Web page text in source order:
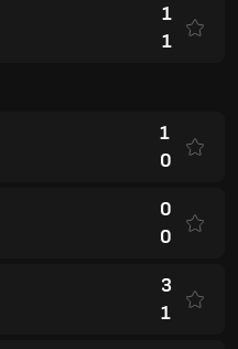
1
1
1
0
0
0
3
1